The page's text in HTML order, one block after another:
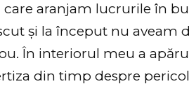
aranjam lucrurile în
și la început nu aveam
În interiorul meu a
din timp despre